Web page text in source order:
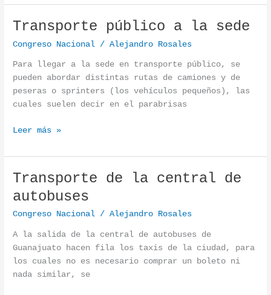
Transporte público a la sede
Congreso Nacional /Alejandro Rosales
Para llegar a la sede en transporte público, se
pueden abordar distintas rutas de camiones y de
peseras o sprinters (los vehículos pequeños), las
cuales suelen decir en el parabrisas
Transporte público a la sede
Leer más »
Transporte de la central de
autobuses
Congreso Nacional /Alejandro Rosales
A la salida de la central de autobuses de
Guanajuato hacen fila los taxis de la ciudad, para
los cuales no es necesario comprar un boleto ni
nada similar, se
Transporte de la central de autobuses